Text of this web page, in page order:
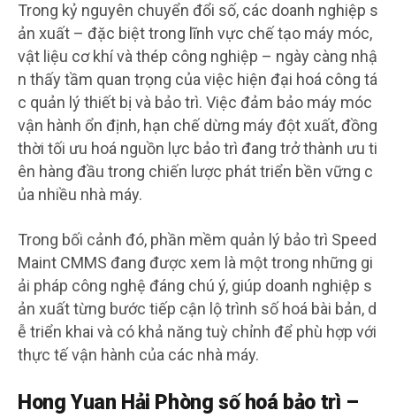
Trong kỷ nguyên chuyển đổi số, các doanh nghiệp s
ản xuất – đặc biệt trong lĩnh vực chế tạo máy móc,
vật liệu cơ khí và thép công nghiệp – ngày càng nhậ
n thấy tầm quan trọng của việc hiện đại hoá công tá
c quản lý thiết bị và bảo trì. Việc đảm bảo máy móc
vận hành ổn định, hạn chế dừng máy đột xuất, đồng
thời tối ưu hoá nguồn lực bảo trì đang trở thành ưu ti
ên hàng đầu trong chiến lược phát triển bền vững c
ủa nhiều nhà máy.
Trong bối cảnh đó, phần mềm quản lý bảo trì Speed
Maint CMMS đang được xem là một trong những gi
ải pháp công nghệ đáng chú ý, giúp doanh nghiệp s
ản xuất từng bước tiếp cận lộ trình số hoá bài bản, d
ễ triển khai và có khả năng tuỳ chỉnh để phù hợp với
thực tế vận hành của các nhà máy.
Hong Yuan Hải Phòng số hoá bảo trì –